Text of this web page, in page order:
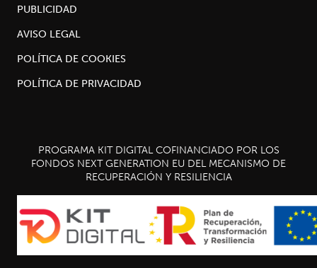
PUBLICIDAD
AVISO LEGAL
POLÍTICA DE COOKIES
POLÍTICA DE PRIVACIDAD
PROGRAMA KIT DIGITAL COFINANCIADO POR LOS
FONDOS NEXT GENERATION EU DEL MECANISMO DE
RECUPERACIÓN Y RESILIENCIA